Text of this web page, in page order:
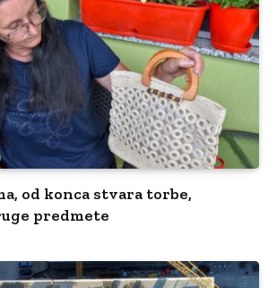
od konca stvara torbe,
predmete